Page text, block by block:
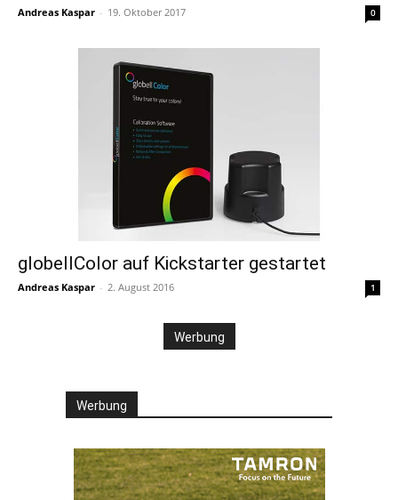
Andreas Kaspar - 19. Oktober 2017 0
globellColor auf Kickstarter gestartet
Andreas Kaspar - 2. August 2016 1
Werbung
Werbung